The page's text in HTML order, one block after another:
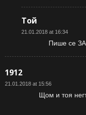
Той
21.01.2018 at 16:34
Пише се
1912
21.01.2018 at 15:56
Щом и тоя